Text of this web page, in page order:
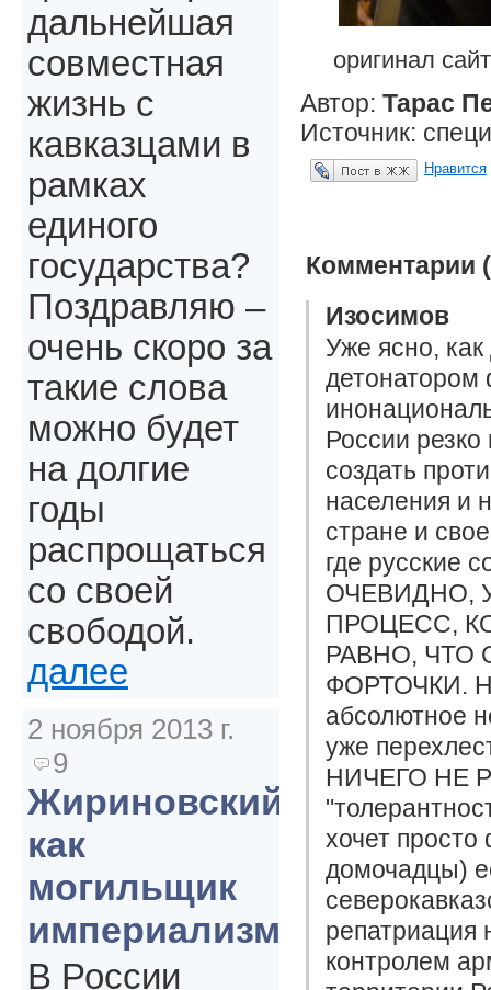
оригинал
Автор: Тарас
Источник:
Опубликовать в ЖЖ Нравится
Комментарии
Изосимов
Уже ясно,
детонатором
России
создать
населения и
стране и
где русские
ОЧЕВИДНО,
ПРОЦЕСС,
РАВНО, ЧТО
ФОРТОЧКИ.
абсолютное
уже
НИЧЕГО НЕ
хочет
домочадцы)
репатриация
контролем
дальнейшая
совместная
жизнь с
кавказцами в
рамках
единого
государства?
Поздравляю –
очень скоро за
такие слова
можно будет
на долгие
годы
распрощаться
со своей
свободой.
далее
2 ноября 2013 г.
9
Жириновский
как
могильщик
империализма
В России